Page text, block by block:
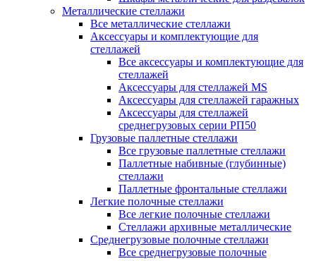
Металлические стеллажи
Все металлические стеллажи
Аксессуары и комплектующие для
стеллажей
Все аксессуары и комплектующие для
стеллажей
Аксессуары для стеллажей MS
Аксессуары для стеллажей гаражных
Аксессуары для стеллажей
среднегрузовых серии РП50
Грузовые паллетные стеллажи
Все грузовые паллетные стеллажи
Паллетные набивные (глубинные)
стеллажи
Паллетные фронтальные стеллажи
Легкие полочные стеллажи
Все легкие полочные стеллажи
Стеллажи архивные металлические
Среднегрузовые полочные стеллажи
Все среднегрузовые полочные